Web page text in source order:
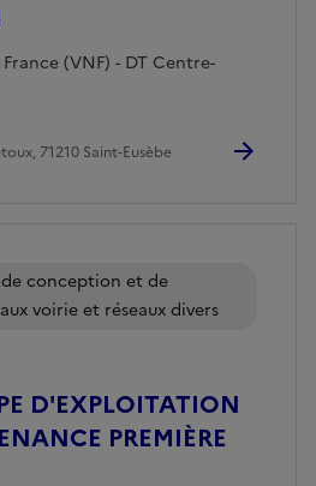
(VNF) - DT Centre-
71210 Saint-Eusèbe
D'EXPLOITATION
PREMIÈRE
conception et de
voirie et réseaux divers